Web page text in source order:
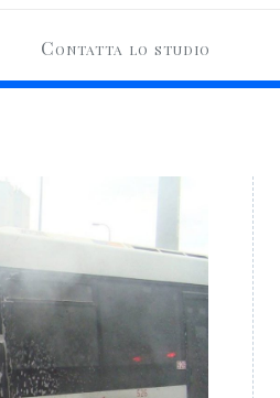
Contatta lo studio